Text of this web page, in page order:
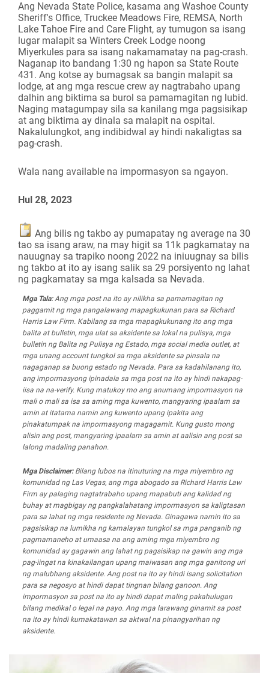
Ang Nevada State Police, kasama ang Washoe County
Sheriff's Office, Truckee Meadows Fire, REMSA, North
Lake Tahoe Fire and Care Flight, ay tumugon sa isang
lugar malapit sa Winters Creek Lodge noong
Miyerkules para sa isang nakamamatay na pag-crash.
Naganap ito bandang 1:30 ng hapon sa State Route
431. Ang kotse ay bumagsak sa bangin malapit sa
lodge, at ang mga rescue crew ay nagtrabaho upang
dalhin ang biktima sa burol sa pamamagitan ng lubid.
Naging matagumpay sila sa kanilang mga pagsisikap
at ang biktima ay dinala sa malapit na ospital.
Nakalulungkot, ang indibidwal ay hindi nakaligtas sa
pag-crash.
Wala nang available na impormasyon sa ngayon.
Hul 28, 2023
Ang bilis ng takbo ay pumapatay ng average na 30
tao sa isang araw, na may higit sa 11k pagkamatay na
nauugnay sa trapiko noong 2022 na iniuugnay sa bilis
ng takbo at ito ay isang salik sa 29 porsiyento ng lahat
ng pagkamatay sa mga kalsada sa Nevada.
Mga Tala:Ang mga post na ito ay nilikha sa pamamagitan ng
paggamit ng mga pangalawang mapagkukunan para sa Richard
Harris Law Firm. Kabilang sa mga mapagkukunang ito ang mga
balita at bulletin, mga ulat sa aksidente sa lokal na pulisya, mga
bulletin ng Balita ng Pulisya ng Estado, mga social media outlet, at
mga unang account tungkol sa mga aksidente sa pinsala na
nagaganap sa buong estado ng Nevada. Para sa kadahilanang ito,
ang impormasyong ipinadala sa mga post na ito ay hindi nakapag-
iisa na na-verify. Kung matukoy mo ang anumang impormasyon na
mali o mali sa isa sa aming mga kuwento, mangyaring ipaalam sa
amin at itatama namin ang kuwento upang ipakita ang
pinakatumpak na impormasyong magagamit. Kung gusto mong
alisin ang post, mangyaring ipaalam sa amin at aalisin ang post sa
lalong madaling panahon.
Mga Disclaimer:Bilang lubos na itinuturing na mga miyembro ng
komunidad ng Las Vegas, ang mga abogado sa Richard Harris Law
Firm ay palaging nagtatrabaho upang mapabuti ang kalidad ng
buhay at magbigay ng pangkalahatang impormasyon sa kaligtasan
para sa lahat ng mga residente ng Nevada. Ginagawa namin ito sa
pagsisikap na lumikha ng kamalayan tungkol sa mga panganib ng
pagmamaneho at umaasa na ang aming mga miyembro ng
komunidad ay gagawin ang lahat ng pagsisikap na gawin ang mga
pag-iingat na kinakailangan upang maiwasan ang mga ganitong uri
ng malubhang aksidente. Ang post na ito ay hindi isang solicitation
para sa negosyo at hindi dapat tingnan bilang ganoon. Ang
impormasyon sa post na ito ay hindi dapat maling pakahulugan
bilang medikal o legal na payo. Ang mga larawang ginamit sa post
na ito ay hindi kumakatawan sa aktwal na pinangyarihan ng
aksidente.